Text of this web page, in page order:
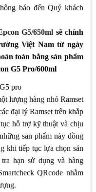
báo đến Quý khách
G5/650ml sẽ chính
Việt Nam từ ngày
toàn bằng sản phẩm
G5 Pro/600ml
lượng hàng nhỏ Ramset
đại lý Ramset trên khắp
hỗ trợ kỹ thuật và chịu
sản phẩm này đồng
khi tiếp tục lựa chọn sản
hạn sử dụng và hàng
QRcode nhằm